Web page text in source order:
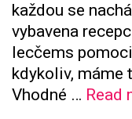
každou se
vybavena
lecčems
kdykoliv, máme
Vhodné … Read